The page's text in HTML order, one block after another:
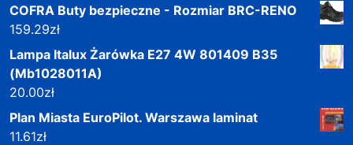
COFRA Buty bezpieczne - Rozmiar BRC-RENO
159.29zł
Lampa Italux Żarówka E27 4W 801409 B35
(Mb1028011A)
20.00zł
Plan Miasta EuroPilot. Warszawa laminat
11.61zł